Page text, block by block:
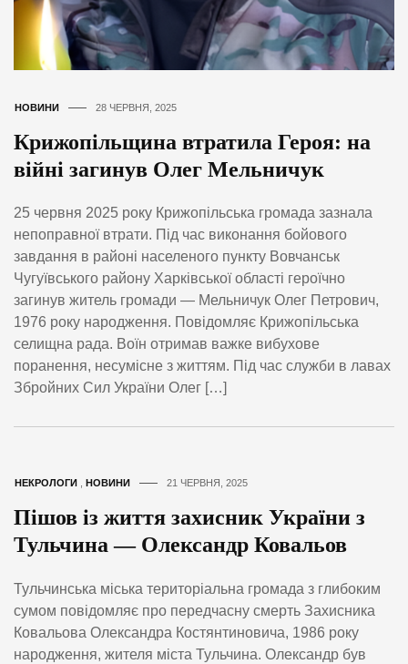
НОВИНИ 28 ЧЕРВНЯ, 2025
Крижопільщина втратила Героя: на
війні загинув Олег Мельничук
25 червня 2025 року Крижопільська громада зазнала
непоправної втрати. Під час виконання бойового
завдання в районі населеного пункту Вовчанськ
Чугуївського району Харківської області героїчно
загинув житель громади — Мельничук Олег Петрович,
1976 року народження. Повідомляє Крижопільська
селищна рада. Воїн отримав важке вибухове
поранення, несумісне з життям. Під час служби в лавах
Збройних Сил України Олег […]
НЕКРОЛОГИ , НОВИНИ 21 ЧЕРВНЯ, 2025
Пішов із життя захисник України з
Тульчина — Олександр Ковальов
Тульчинська міська територіальна громада з глибоким
сумом повідомляє про передчасну смерть Захисника
Ковальова Олександра Костянтиновича, 1986 року
народження, жителя міста Тульчина. Олександр був